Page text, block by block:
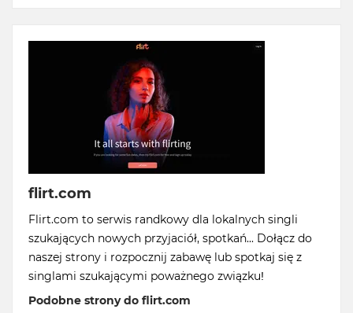
flirt.com
Flirt.com to serwis randkowy dla lokalnych singli
szukających nowych przyjaciół, spotkań... Dołącz do
naszej strony i rozpocznij zabawę lub spotkaj się z
singlami szukającymi poważnego związku!
Podobne strony do flirt.com